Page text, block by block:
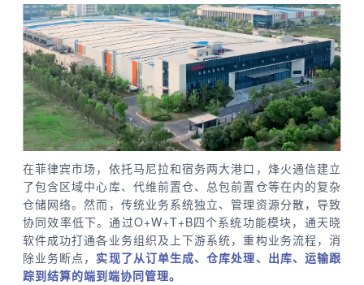
在菲律宾市场，依托马尼拉和宿务两大港口，烽火通信建立
了包含区域中心库、代维前置仓、总包前置仓等在内的复杂
仓储网络。然而，传统业务系统独立、管理资源分散，导致
协同效率低下。通过O+W+T+B四个系统功能模块，通天晓
软件成功打通各业务组织及上下游系统，重构业务流程，消
除业务断点， 实现了从订单生成、仓库处理、出库、运输跟
踪到结算的端到端协同管理。